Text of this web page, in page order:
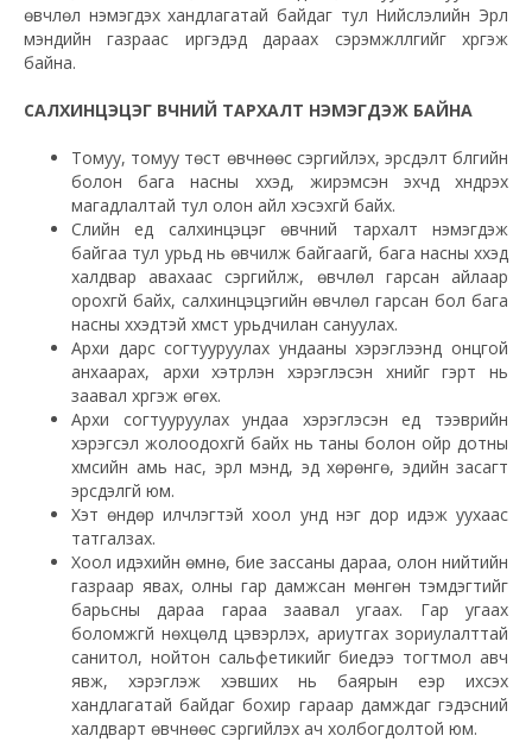
өвчлөл нэмэгдэх хандлагатай байдаг тул Нийслэлийн Эрүүл
мэндийн газраас иргэдэд дараах сэрэмжлүүлгийг хүргэж
байна.
САЛХИНЦЭЦЭГ ӨВЧНИЙ ТАРХАЛТ НЭМЭГДЭЖ БАЙНА
Томуу, томуу төст өвчнөөс сэргийлэх, эрсдэлт бүлгийн
болон бага насны хүүхэд, жирэмсэн эхчүүд хүндрэх
магадлалтай тул олон айл хэсэхгүй байх.
Сүүлийн үед салхинцэцэг өвчний тархалт нэмэгдэж
байгаа тул урьд нь өвчилж байгаагүй, бага насны хүүхэд
халдвар авахаас сэргийлж, өвчлөл гарсан айлаар
орохгүй байх, салхинцэцэгийн өвчлөл гарсан бол бага
насны хүүхэдтэй хүмүүст урьдчилан сануулах.
Архи дарс согтууруулах ундааны хэрэглээнд онцгой
анхаарах, архи хэтрүүлэн хэрэглэсэн хүнийг гэрт нь
заавал хүргэж өгөх.
Архи согтууруулах ундаа хэрэглэсэн үед тээврийн
хэрэгсэл жолоодохгүй байх нь таны болон ойр дотны
хүмүүсийн амь нас, эрүүл мэнд, эд хөрөнгө, эдийн засагт
эрсдэлгүй юм.
Хэт өндөр илчлэгтэй хоол унд нэг дор идэж уухаас
татгалзах.
Хоол идэхийн өмнө, бие зассаны дараа, олон нийтийн
газраар явах, олны гар дамжсан мөнгөн тэмдэгтийг
барьсны дараа гараа заавал угаах. Гар угаах
боломжгүй нөхцөлд цэвэрлэх, ариутгах зориулалттай
санитол, нойтон сальфетикийг биедээ тогтмол авч
явж, хэрэглэж хэвших нь баярын үеэр ихсэх
хандлагатай байдаг бохир гараар дамждаг гэдэсний
халдварт өвчнөөс сэргийлэх ач холбогдолтой юм.